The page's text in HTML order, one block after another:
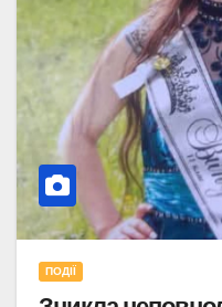
ПОДІЇ